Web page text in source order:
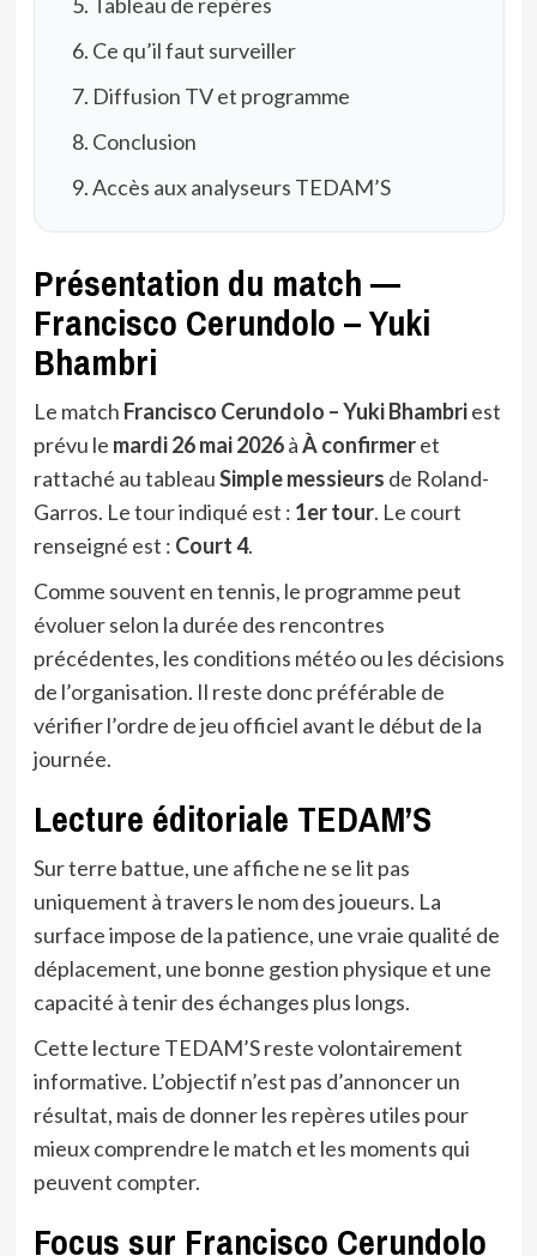
Ce qu’il faut surveiller
Diffusion TV et programme
Conclusion
Accès aux analyseurs TEDAM’S
Présentation du match —
Francisco Cerundolo – Yuki
Bhambri
Le match Francisco Cerundolo – Yuki Bhambriest
prévu le mardi 26 mai 2026àÀ confirmeret
rattaché au tableauSimple messieurs de Roland-
Garros. Le tour indiqué est : 1er tour. Le court
renseigné est : Court 4.
Comme souvent en tennis, le programme peut
évoluer selon la durée des rencontres
précédentes, les conditions météo ou les décisions
de l’organisation. Il reste donc préférable de
vérifier l’ordre de jeu officiel avant le début de la
journée.
Lecture éditoriale TEDAM’S
Sur terre battue, une affiche ne se lit pas
uniquement à travers le nom des joueurs. La
surface impose de la patience, une vraie qualité de
déplacement, une bonne gestion physique et une
capacité à tenir des échanges plus longs.
Cette lecture TEDAM’S reste volontairement
informative. L’objectif n’est pas d’annoncer un
résultat, mais de donner les repères utiles pour
mieux comprendre le match et les moments qui
peuvent compter.
Focus sur Francisco Cerundolo